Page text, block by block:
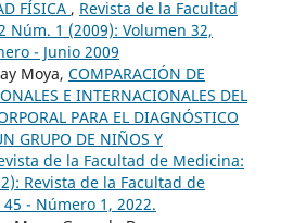
FÍSICA , Revista de la Facultad
Núm. 1 (2009): Volumen 32,
- Junio 2009
Moya, COMPARACIÓN DE
E INTERNACIONALES DEL
PARA EL DIAGNÓSTICO
GRUPO DE NIÑOS Y
de la Facultad de Medicina:
Revista de la Facultad de
- Número 1, 2022.